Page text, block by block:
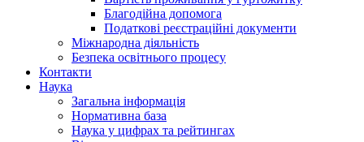
Благодійна допомога
Податкові реєстраційні документи
Міжнародна діяльність
Безпека освітнього процесу
Контакти
Наука
Загальна інформація
Нормативна база
Наука у цифрах та рейтингах